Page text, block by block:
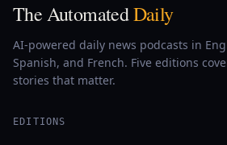
The AutomatedDaily
AI-powered daily news podcasts in
Spanish, and French. Five editions
stories that matter.
EDITIONS